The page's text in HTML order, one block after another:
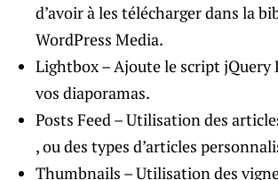
d’avoir à les télécharger dans la
WordPress Media.
Lightbox – Ajoute le script jQuery
vos diaporamas.
Posts Feed – Utilisation des
, ou des types d’articles
Thumbnails – Utilisation des